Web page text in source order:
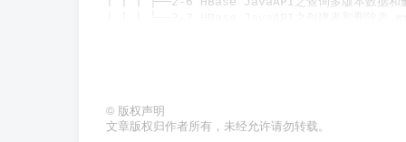
© 版权声明
文章版权归作者所有，未经允许请勿转载。